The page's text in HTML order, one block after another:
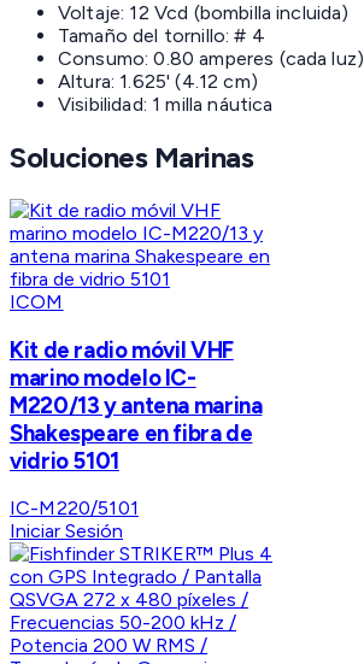
Voltaje: 12 Vcd (bombilla incluida)
Tamaño del tornillo: # 4
Consumo: 0.80 amperes (cada luz)
Altura: 1.625' (4.12 cm)
Visibilidad: 1 milla náutica
Soluciones Marinas
ICOM
Kit de radio móvil VHF
marino modelo IC-
M220/13 y antena marina
Shakespeare en fibra de
vidrio 5101
IC-M220/5101
Iniciar Sesión